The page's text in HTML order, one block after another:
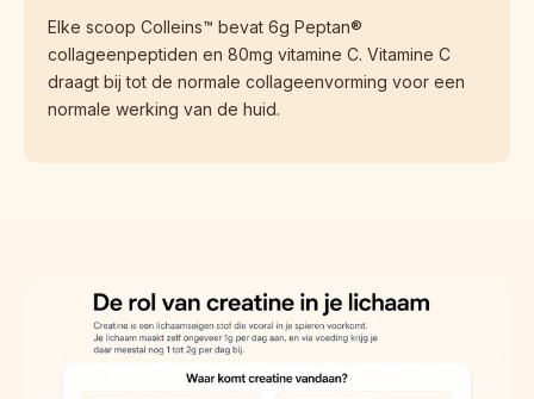
Elke scoop Colleins™ bevat 6g Peptan®
collageenpeptiden en 80mg vitamine C. Vitamine C
draagt bij tot de normale collageenvorming voor een
normale werking van de huid.